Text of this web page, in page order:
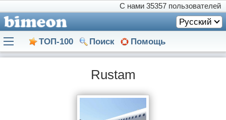
С нами 35357 пользователей
Русский
ТОП-100 Поиск Помощь
Rustam